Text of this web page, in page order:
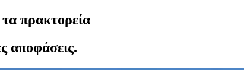
πρακτορεία
αποφάσεις.